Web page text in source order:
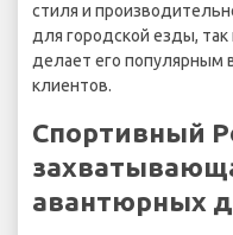
стиля и
для городской езды,
делает его популярным
клиентов.
Спортивный
авантюрных